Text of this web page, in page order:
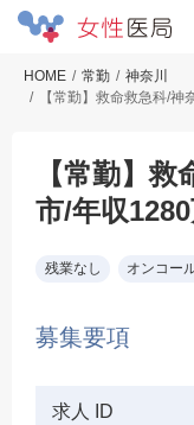
HOME 常勤
神奈川
【常勤】救命救急科/
【常勤】
市/年収
残業なし オンコー
募集要項
求人 ID